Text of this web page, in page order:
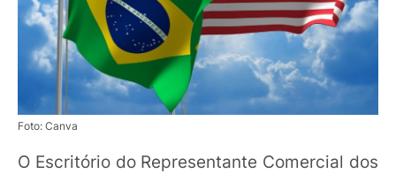
Foto: Canva
O Escritório do Representante Comercial dos